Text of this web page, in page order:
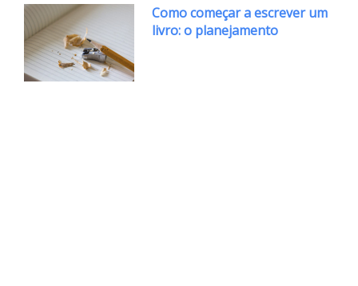
Como começar a escrever um
livro: o planejamento